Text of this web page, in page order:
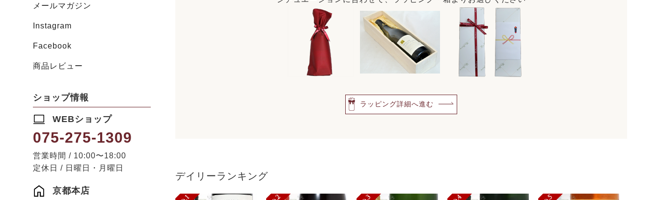
メールマガジン
Instagram
Facebook
商品レビュー
ショップ情報
WEBショップ
075-275-1309
営業時間 / 10:00〜18:00
定休日 / 日曜日・月曜日
京都本店
ラッピング詳細へ進む
デイリーランキング